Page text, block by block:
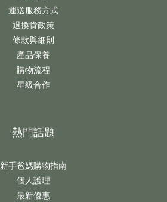
運送服務方式
退換貨政策
條款與細則
產品保養
購物流程
星級合作
熱門話題
新手爸媽購物指南
個人護理
最新優惠